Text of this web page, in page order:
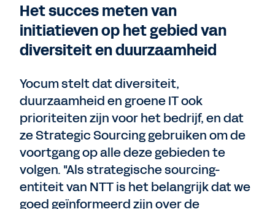
Het succes meten van
initiatieven op het gebied van
diversiteit en duurzaamheid
Yocum stelt dat diversiteit,
duurzaamheid en groene IT ook
prioriteiten zijn voor het bedrijf, en dat
ze Strategic Sourcing gebruiken om de
voortgang op alle deze gebieden te
volgen. "Als strategische sourcing-
entiteit van NTT is het belangrijk dat we
goed geïnformeerd zijn over de